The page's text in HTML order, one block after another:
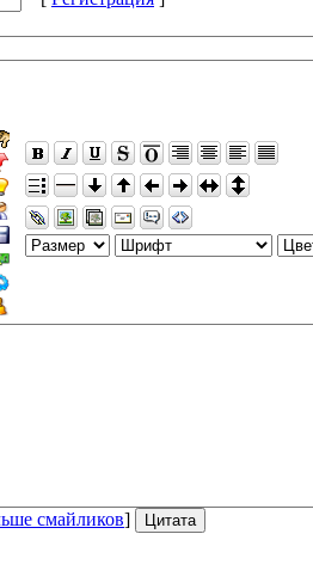
смайликов]